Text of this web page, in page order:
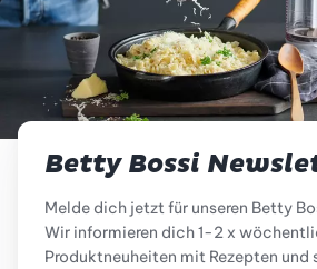
Betty Bossi
Melde dich jetzt für unseren Betty
Wir informieren dich 1-2 x
Produktneuheiten mit Rezepten und